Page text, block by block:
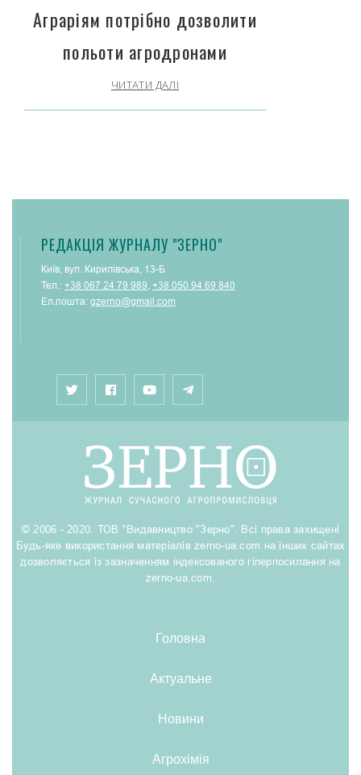
Аграріям потрібно дозволити
польоти агродронами
ЧИТАТИ ДАЛІ
РЕДАКЦІЯ ЖУРНАЛУ "ЗЕРНО"
Київ, вул. Кирилівська, 13-Б
Тел.: +38 067 24 79 989 +38 050 94 69 840
Ел.пошта: gzerno@gmail.com
© 2006 - 2020. ТОВ "Видавництво "Зерно". Всі права захищені
Будь-яке використання матеріалів zerno-ua.com на інших сайтах
дозволяється із зазначенням індексованого гіперпосилання на
zerno-ua.com.
Головна
Актуальне
Новини
Агрохімія